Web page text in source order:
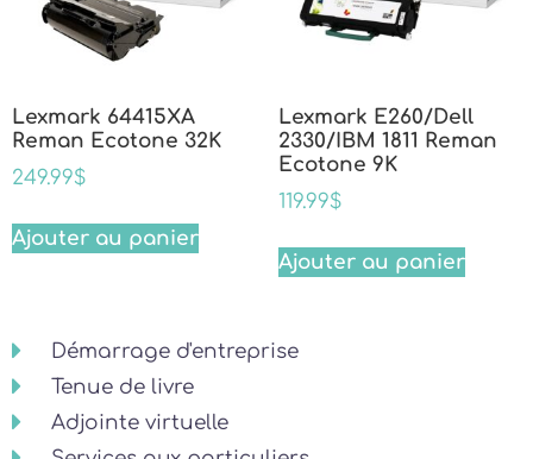
Lexmark 64415XA
Reman Ecotone 32K
249.99$
Ajouter au panier
Lexmark E260/Dell
2330/IBM 1811 Reman
Ecotone 9K
119.99$
Ajouter au panier
Démarrage d'entreprise
Tenue de livre
Adjointe virtuelle